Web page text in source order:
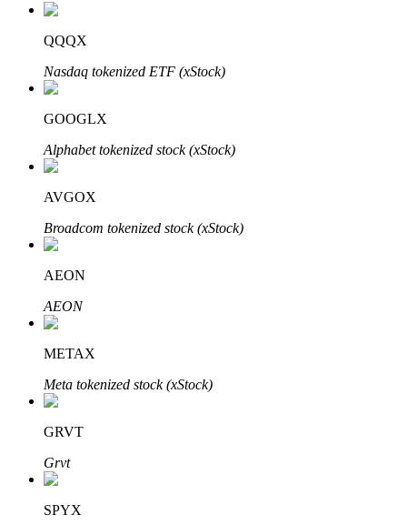
Investimento Automático
Obtenha lucro a longo prazo e interesses flexíveis
Aprenda a apostar
Aprenda como ganhar renda passiva
Bitrue
Parceiros Bitrue
QQQX
Nasdaq tokenized ETF (xStock)
GOOGLX
Alphabet tokenized stock (xStock)
AVGOX
Broadcom tokenized stock (xStock)
AEON
AEON
METAX
Meta tokenized stock (xStock)
GRVT
Grvt
SPYX